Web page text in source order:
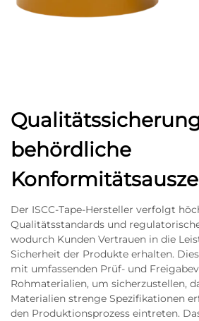
behördliche
Der ISCC-Tape-Hersteller verfolgt
Qualitätsstandards und
wodurch Kunden Vertrauen in die
Sicherheit der Produkte erhalten.
mit umfassenden Prüf- und
Rohmaterialien, um sicherzustellen,
Materialien strenge Spezifikationen
den Produktionsprozess eintreten.